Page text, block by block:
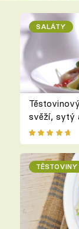
SALÁTY
svěží, sytý
TĚSTOVINY